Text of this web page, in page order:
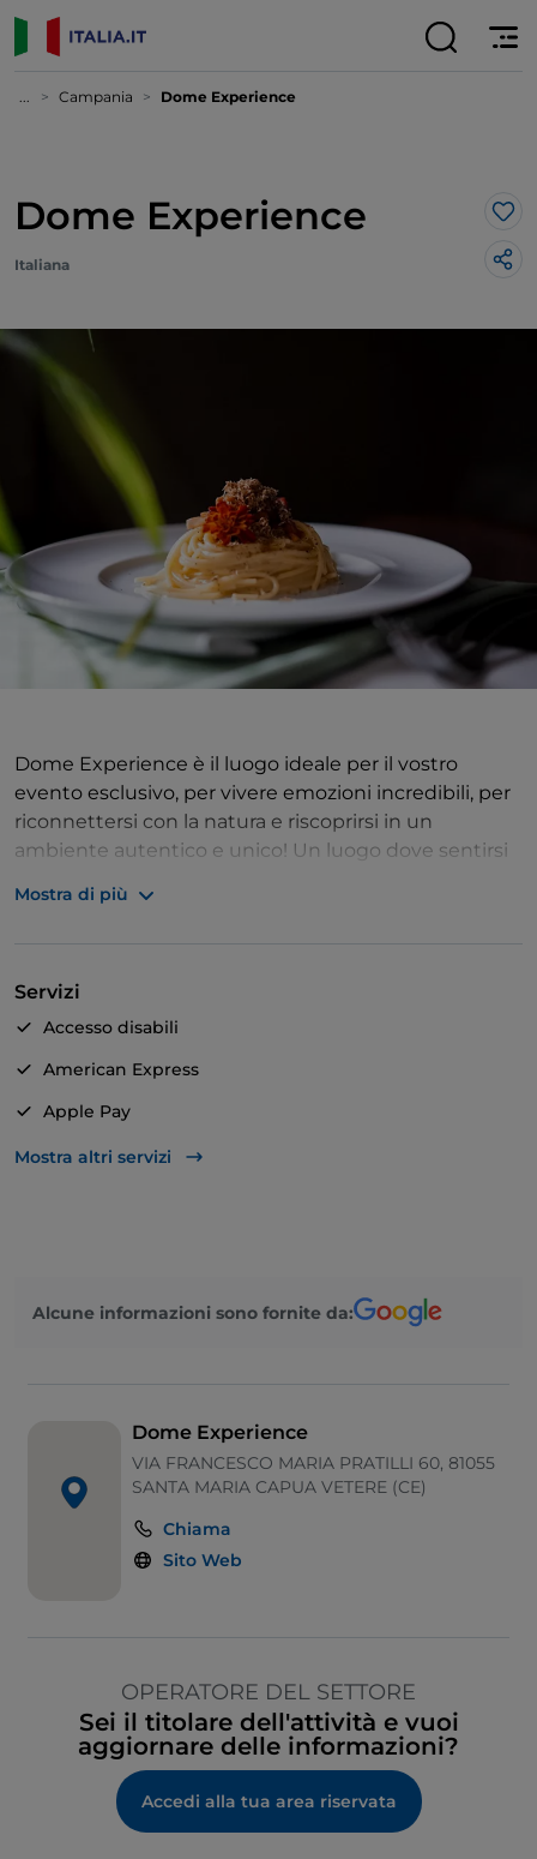
... Campania Dome Experience
Dome Experience
Italiana
Dome Experience è il luogo ideale per il vostro
evento esclusivo, per vivere emozioni incredibili, per
riconnettersi con la natura e riscoprirsi in un
ambiente autentico e unico! Un luogo dove sentirsi
prenderci cura di voi e dei vostri ospiti,
chi vuol fare bene deve iniziare dai piccoli particolari.
Mostra di più
Servizi
Accesso disabili
American Express
Apple Pay
Babysitting
Si parla inglese
Tavoli all'aperto
Mostra altri servizi
Alcune informazioni sono fornite da:
Dome Experience
VIA FRANCESCO MARIA PRATILLI 60, 81055
SANTA MARIA CAPUA VETERE (CE)
Chiama
Sito Web
OPERATORE DEL SETTORE
Sei il titolare dell'attività e vuoi
aggiornare delle informazioni?
Accedi alla tua area riservata